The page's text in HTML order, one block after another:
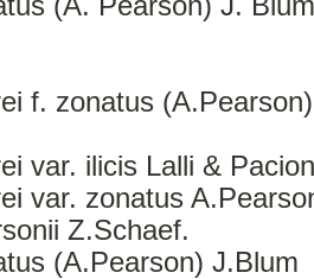
f. zonatus (A.Pearson)
var. ilicis Lalli &
var. zonatus
Z.Schaef.
(A.Pearson) J.Blum